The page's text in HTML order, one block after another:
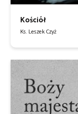
Kościół
Ks. Leszek Czyż